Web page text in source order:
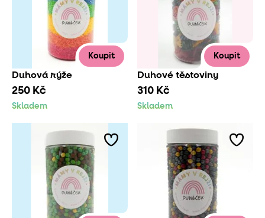
Koupit
Duhová rýže
250 Kč
Skladem
Koupit
Duhové těstoviny
310 Kč
Skladem